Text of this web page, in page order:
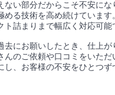
い部分だからこそ不安に
る技術を高め続けていま
詰まりまで幅広く対応可能
去にお願いしたとき、仕上が
んのご依頼や口コミをいた
、お客様の不安をひとつず